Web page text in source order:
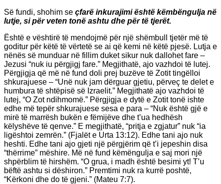
Së fundi, shohim se çfarë inkurajimi është këmbëngulja në
lutje, si për veten tonë ashtu dhe për të tjerët.
Është e vështirë të mendojmë për një shëmbull tjetër më të
goditur për këtë të vërtetë se ai që kemi në këtë pjesë. Lutja e
nënës së munduar në fillim duket sikur nuk dallohet fare –
Jezusi “nuk iu përgjigj fare.” Megjithatë, ajo vazhdoi të lutej.
Përgjigja që më në fund doli prej buzëve të Zotit tingëlloi
shkurajuese – “Unë nuk jam dërguar gjetiu, përveç te delet e
humbura të shtëpisë së Izraelit.” Megjithatë ajo vazhdoi të
lutej, “O Zot ndihmomë.” Përgjigja e dytë e Zotit tonë ishte
edhe më tepër shkurajuese sesa e para – “Nuk është gjë e
mirë të marrësh bukën e fëmijëve dhe t’ua hedhësh
këlyshëve të qenve.” E megjithatë, “pritja e zgjatur” nuk “ia
ligështoi zemrën.” (Fjalët e Urta 13:12). Edhe tani ajo nuk
heshti. Edhe tani ajo gjeti një përgjërim që t’i jepeshin disa
“thërrime” mëshire. Më në fund këmëngulja e saj mori një
shpërblim të hirshëm. “O grua, i madh është besimi yt! T’u
bëftë ashtu si dëshiron.” Premtimi nuk ra kurrë poshtë,
“Kërkoni dhe do të gjeni.” (Mateu 7:7).